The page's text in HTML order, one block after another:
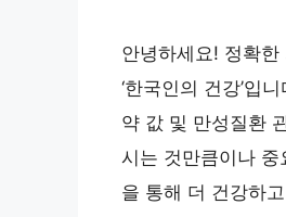
안녕하세요! 정확
‘한국인의 건강’입
약 값 및 만성질환
시는 것만큼이나
을 통해 더 건강하